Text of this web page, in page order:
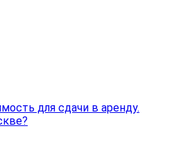
для сдачи в аренду.